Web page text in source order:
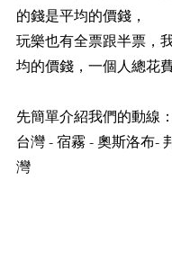
的錢是平均的價錢，
玩樂也有全票跟半票，
均的價錢，一個人總花
先簡單介紹我們的動線：
台灣 - 宿霧 - 奧斯洛布-
灣